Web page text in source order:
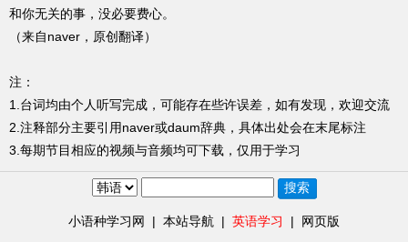
和你无关的事，没必要费心。
（来自naver，原创翻译）
注：
1.台词均由个人听写完成，可能存在些许误差，如有发现，欢迎交流
2.注释部分主要引用naver或daum辞典，具体出处会在末尾标注
3.每期节目相应的视频与音频均可下载，仅用于学习
小语种学习网 | 本站导航 | 英语学习 | 网页版